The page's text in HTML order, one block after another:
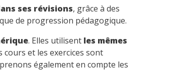
ses révisions, grâce à des
de progression pédagogique.
. Elles utilisent les mêmes
cours et les exercices sont
également en compte les